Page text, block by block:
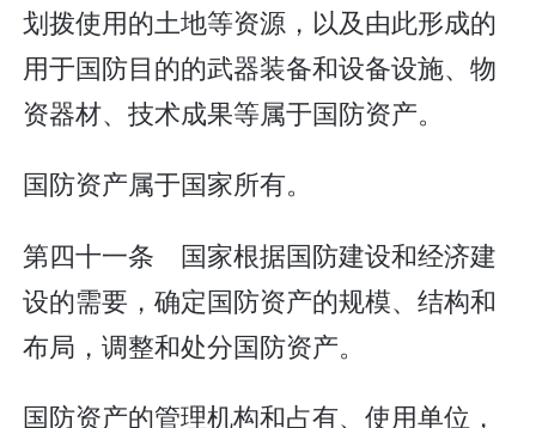
划拨使用的土地等资源，以及由此形成的
用于国防目的的武器装备和设备设施、物
资器材、技术成果等属于国防资产。
国防资产属于国家所有。
第四十一条 国家根据国防建设和经济建
设的需要，确定国防资产的规模、结构和
布局，调整和处分国防资产。
国防资产的管理机构和占有、使用单位，